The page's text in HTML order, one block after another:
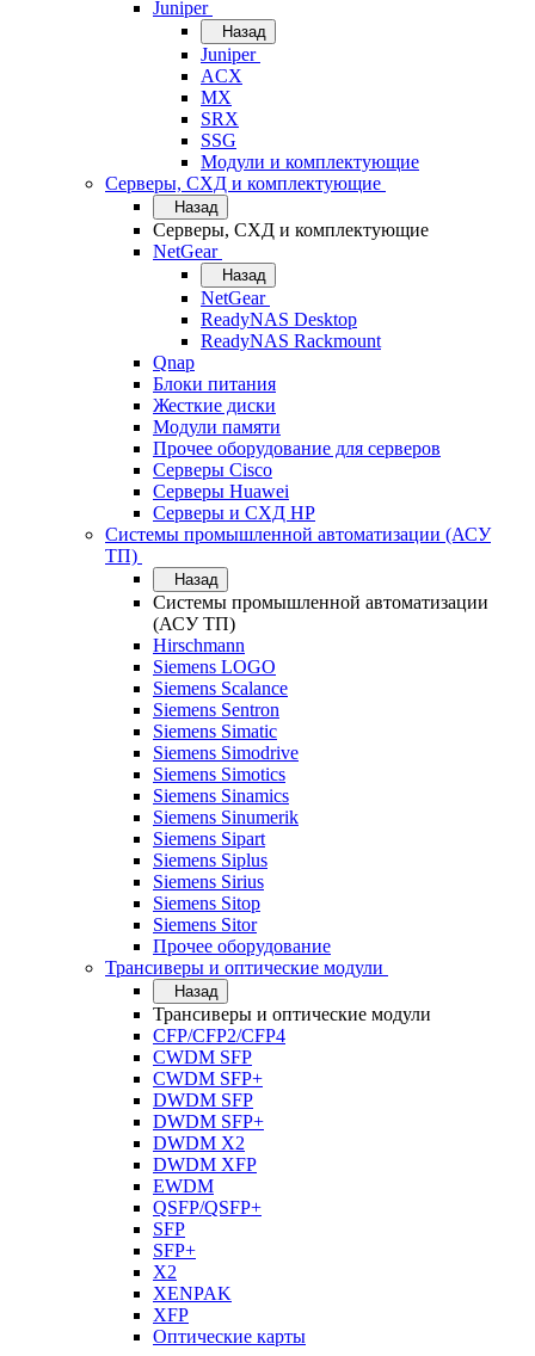
Juniper
Назад
Juniper
ACX
MX
SRX
SSG
Модули и комплектующие
Серверы, СХД и комплектующие
Назад
Серверы, СХД и комплектующие
NetGear
Назад
NetGear
ReadyNAS Desktop
ReadyNAS Rackmount
Qnap
Блоки питания
Жесткие диски
Модули памяти
Прочее оборудование для серверов
Серверы Cisco
Серверы Huawei
Серверы и СХД HP
Системы промышленной автоматизации (АСУ
ТП)
Назад
Системы промышленной автоматизации
(АСУ ТП)
Hirschmann
Siemens LOGO
Siemens Scalance
Siemens Sentron
Siemens Simatic
Siemens Simodrive
Siemens Simotics
Siemens Sinamics
Siemens Sinumerik
Siemens Sipart
Siemens Siplus
Siemens Sirius
Siemens Sitop
Siemens Sitor
Прочее оборудование
Трансиверы и оптические модули
Назад
Трансиверы и оптические модули
CFP/CFP2/CFP4
CWDM SFP
CWDM SFP+
DWDM SFP
DWDM SFP+
DWDM X2
DWDM XFP
EWDM
QSFP/QSFP+
SFP
SFP+
X2
XENPAK
XFP
Оптические карты